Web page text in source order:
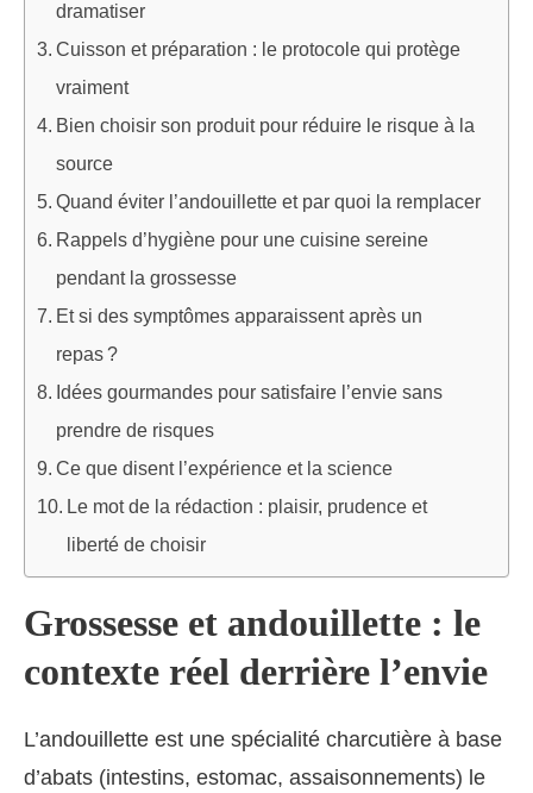
dramatiser
Cuisson et préparation : le protocole qui protège
vraiment
Bien choisir son produit pour réduire le risque à la
source
Quand éviter l’andouillette et par quoi la remplacer
Rappels d’hygiène pour une cuisine sereine
pendant la grossesse
Et si des symptômes apparaissent après un
repas ?
Idées gourmandes pour satisfaire l’envie sans
prendre de risques
Ce que disent l’expérience et la science
Le mot de la rédaction : plaisir, prudence et
liberté de choisir
Grossesse et andouillette : le
contexte réel derrière l’envie
L’andouillette est une spécialité charcutière à base
d’abats (intestins, estomac, assaisonnements) le